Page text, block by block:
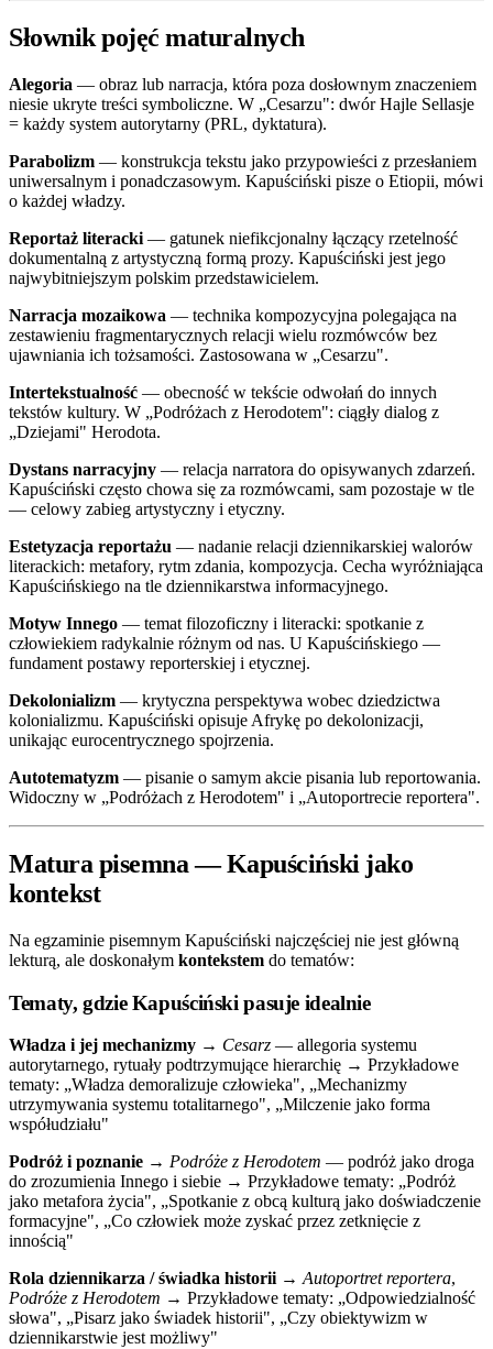
Słownik pojęć maturalnych
Alegoria — obraz lub narracja, która poza dosłownym znaczeniem
niesie ukryte treści symboliczne. W „Cesarzu": dwór Hajle Sellasje
= każdy system autorytarny (PRL, dyktatura).
Parabolizm — konstrukcja tekstu jako przypowieści z przesłaniem
uniwersalnym i ponadczasowym. Kapuściński pisze o Etiopii, mówi
o każdej władzy.
Reportaż literacki — gatunek niefikcjonalny łączący rzetelność
dokumentalną z artystyczną formą prozy. Kapuściński jest jego
najwybitniejszym polskim przedstawicielem.
Narracja mozaikowa — technika kompozycyjna polegająca na
zestawieniu fragmentarycznych relacji wielu rozmówców bez
ujawniania ich tożsamości. Zastosowana w „Cesarzu".
Intertekstualność — obecność w tekście odwołań do innych
tekstów kultury. W „Podróżach z Herodotem": ciągły dialog z
„Dziejami" Herodota.
Dystans narracyjny — relacja narratora do opisywanych zdarzeń.
Kapuściński często chowa się za rozmówcami, sam pozostaje w tle
— celowy zabieg artystyczny i etyczny.
Estetyzacja reportażu — nadanie relacji dziennikarskiej walorów
literackich: metafory, rytm zdania, kompozycja. Cecha wyróżniająca
Kapuścińskiego na tle dziennikarstwa informacyjnego.
Motyw Innego — temat filozoficzny i literacki: spotkanie z
człowiekiem radykalnie różnym od nas. U Kapuścińskiego —
fundament postawy reporterskiej i etycznej.
Dekolonializm — krytyczna perspektywa wobec dziedzictwa
kolonializmu. Kapuściński opisuje Afrykę po dekolonizacji,
unikając eurocentrycznego spojrzenia.
Autotematyzm — pisanie o samym akcie pisania lub reportowania.
Widoczny w „Podróżach z Herodotem" i „Autoportrecie reportera".
Matura pisemna — Kapuściński jako
kontekst
Na egzaminie pisemnym Kapuściński najczęściej nie jest główną
lekturą, ale doskonałym kontekstem do tematów:
Tematy, gdzie Kapuściński pasuje idealnie
Władza i jej mechanizmy → Cesarz — allegoria systemu
autorytarnego, rytuały podtrzymujące hierarchię → Przykładowe
tematy: „Władza demoralizuje człowieka", „Mechanizmy
utrzymywania systemu totalitarnego", „Milczenie jako forma
współudziału"
Podróż i poznanie → Podróże z Herodotem — podróż jako droga
do zrozumienia Innego i siebie → Przykładowe tematy: „Podróż
jako metafora życia", „Spotkanie z obcą kulturą jako doświadczenie
formacyjne", „Co człowiek może zyskać przez zetknięcie z
innością"
Rola dziennikarza / świadka historii → Autoportret reportera,
Podróże z Herodotem → Przykładowe tematy: „Odpowiedzialność
słowa", „Pisarz jako świadek historii", „Czy obiektywizm w
dziennikarstwie jest możliwy"